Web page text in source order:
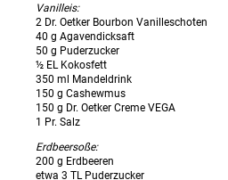
Vanilleis:
2 Dr. Oetker Bourbon Vanilleschoten
40 g Agavendicksaft
50 g Puderzucker
½ EL Kokosfett
350 ml Mandeldrink
150 g Cashewmus
150 g Dr. Oetker Creme VEGA
1 Pr. Salz
Erdbeersoße:
200 g Erdbeeren
etwa 3 TL Puderzucker